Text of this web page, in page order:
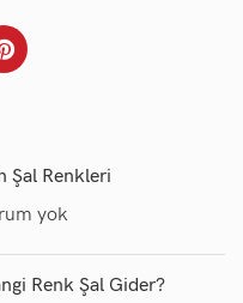
Şal Renkleri
yok
Renk Şal Gider?